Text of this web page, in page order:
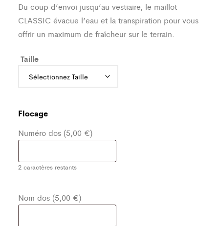
Du coup d’envoi jusqu’au vestiaire, le maillot
CLASSIC évacue l’eau et la transpiration pour vous
offrir un maximum de fraîcheur sur le terrain.
Taille
Flocage
Numéro dos (5,00 €)
2 caractères restants
Nom dos (5,00 €)